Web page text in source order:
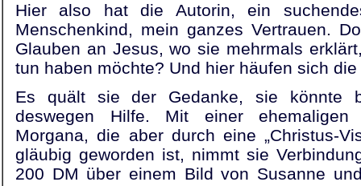
Hier also hat die Autorin, ein
Menschenkind, mein ganzes Vertrauen.
Glauben an Jesus, wo sie mehrmals
tun haben möchte? Und hier häufen sich
Es quält sie der Gedanke, sie könnte
deswegen Hilfe. Mit einer ehemaligen
Morgana, die aber durch eine „Christus-
gläubig geworden ist, nimmt sie
200 DM über einem Bild von Susanne